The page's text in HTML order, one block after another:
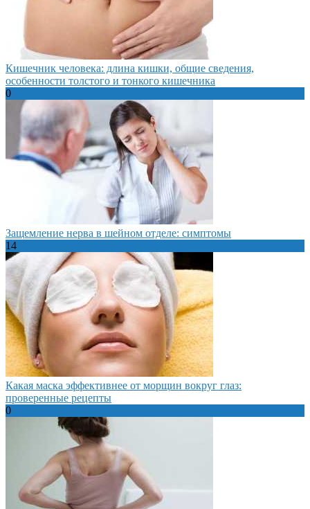
Кишечник человека: длина кишки, общие сведения,
особенности толстого и тонкого кишечника
0
Защемление нерва в шейном отделе: симптомы
14
Какая маска эффективнее от морщин вокруг глаз:
проверенные рецепты
0